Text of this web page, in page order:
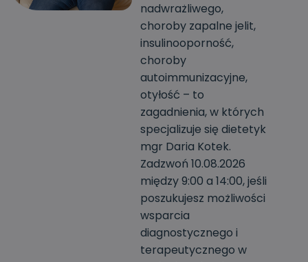
nadwrażliwego,
choroby zapalne jelit,
insulinooporność,
choroby
autoimmunizacyjne,
otyłość – to
zagadnienia, w których
specjalizuje się dietetyk
mgr Daria Kotek.
Zadzwoń 10.08.2026
między 9:00 a 14:00, jeśli
poszukujesz możliwości
wsparcia
diagnostycznego i
terapeutycznego w